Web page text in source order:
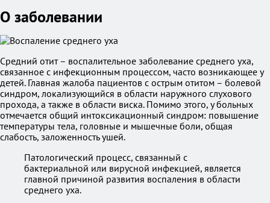
О заболевании
Средний отит – воспалительное заболевание среднего уха,
связанное с инфекционным процессом, часто возникающее у
детей. Главная жалоба пациентов с острым отитом – болевой
синдром, локализующийся в области наружного слухового
прохода, а также в области виска. Помимо этого, у больных
отмечается общий интоксикационный синдром: повышение
температуры тела, головные и мышечные боли, общая
слабость, заложенность ушей.
Патологический процесс, связанный с
бактериальной или вирусной инфекцией, является
главной причиной развития воспаления в области
среднего уха.